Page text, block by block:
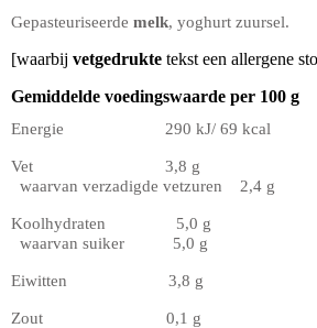
Gepasteuriseerde melk, yoghurt zuursel.
[waarbij vetgedrukte tekst een allergene
Gemiddelde voedingswaarde per 100 g
Energie 290 kJ/ 69 kcal
Vet 3,8 g
waarvan verzadigde vetzuren 2,4 g
Koolhydraten 5,0 g
waarvan suiker 5,0 g
Eiwitten 3,8 g
Zout 0,1 g